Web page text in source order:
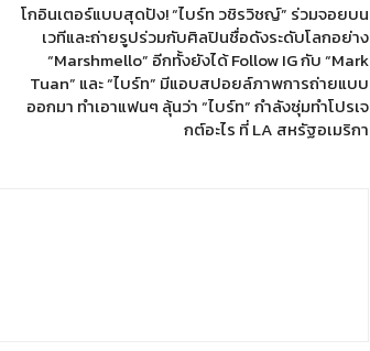
โกอินเตอร์แบบสุดปัง! “ไบร์ท วชิรวิชญ์” ร่วมจอยบน
เวทีและถ่ายรูปร่วมกับศิลปินชื่อดังระดับโลกอย่าง
“Marshmello” อีกทั้งยังได้ Follow IG กับ “Mark
Tuan” และ “ไบร์ท” มีแอบสปอยล์ภาพการถ่ายแบบ
ออกมา ทำเอาแฟนๆ ลุ้นว่า “ไบร์ท” กำลังซุ่มทำโปรเจ
กต์อะไร ที่ LA สหรัฐอเมริกา